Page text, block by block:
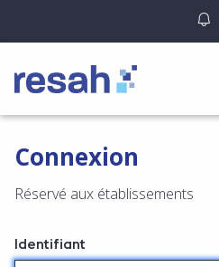
Logo Resah
Connexion
Réservé aux établissements
Identifiant